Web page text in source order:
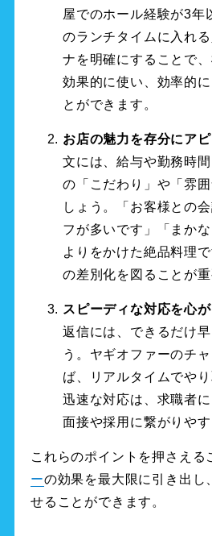
屋でのホール経験が3年
のランチタイムに入れ
ナを明確にすることで
効果的に使い、効率的
とができます。
お店の魅力を存分にア
文には、給与や勤務時
の「こだわり」や「雰
しょう。「お客様との
フが多いです」「まか
よりをかけた絶品料理
の差別化を図ることが重
スピーディな対応を心
返信には、できるだけ
う。ヤギオファーのチ
ば、リアルタイムでやり
迅速な対応は、求職者に
面接や採用に繋がりやす
これらのポイントを押さえる
ーの効果を最大限に引き出し
せることができます。